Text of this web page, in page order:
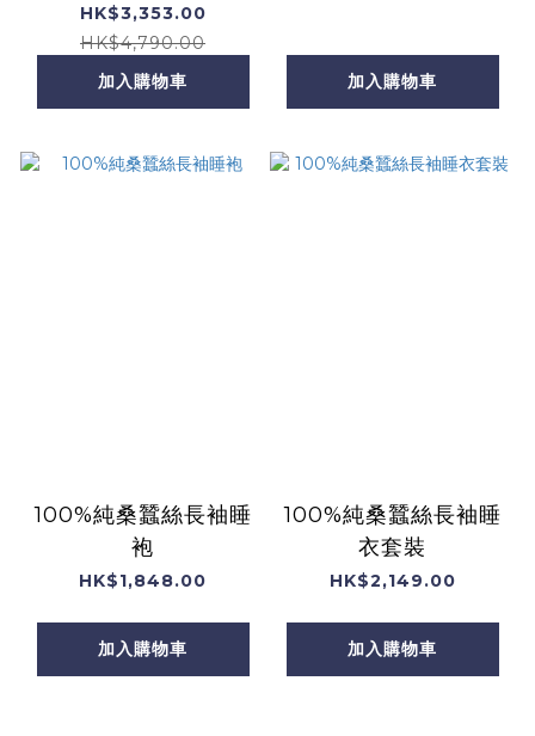
HK$3,353.00
HK$4,790.00
加入購物車
加入購物車
100%純桑蠶絲長袖睡
袍
HK$1,848.00
加入購物車
100%純桑蠶絲長袖睡
衣套裝
HK$2,149.00
加入購物車